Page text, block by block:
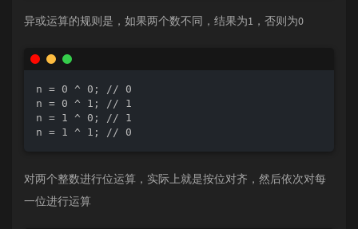
异或运算的规则是，如果两个数不同，结果为1，否则为0
n = 0 ^ 0; // 0
n = 0 ^ 1; // 1
n = 1 ^ 0; // 1
n = 1 ^ 1; // 0
对两个整数进行位运算，实际上就是按位对齐，然后依次对每
一位进行运算